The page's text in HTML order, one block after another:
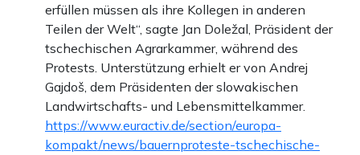
erfüllen müssen als ihre Kollegen in anderen
Teilen der Welt“, sagte Jan Doležal, Präsident der
tschechischen Agrarkammer, während des
Protests. Unterstützung erhielt er von Andrej
Gajdoš, dem Präsidenten der slowakischen
Landwirtschafts- und Lebensmittelkammer.
https://www.euractiv.de/section/europa-
kompakt/news/bauernproteste-tschechische-